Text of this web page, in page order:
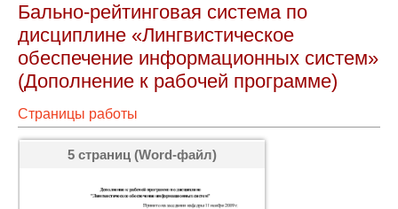
Бально-рейтинговая система по
дисциплине «Лингвистическое
обеспечение информационных систем»
(Дополнение к рабочей программе)
Страницы работы
5 страниц (Word-файл)